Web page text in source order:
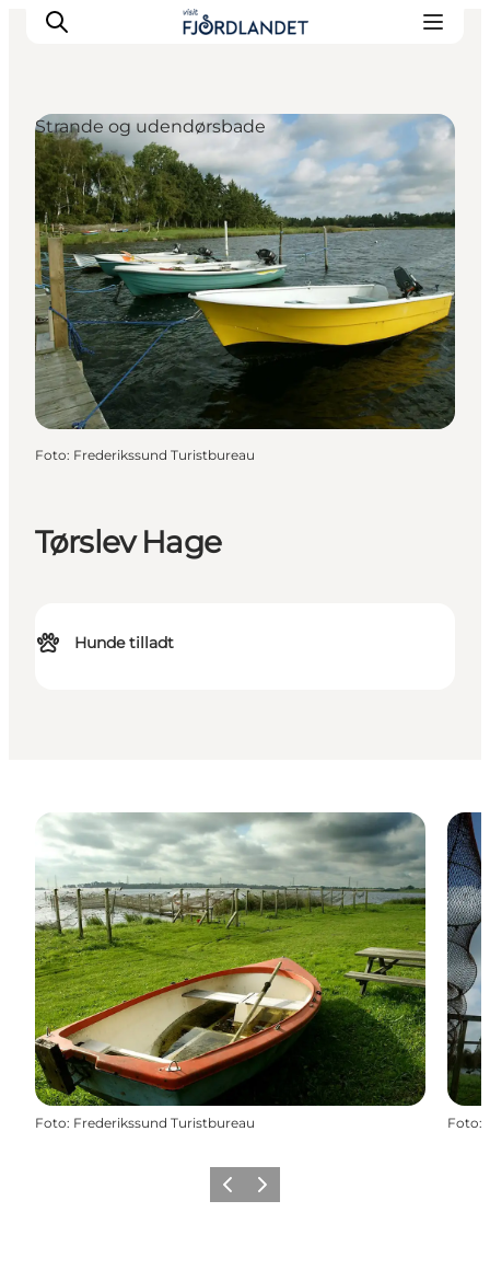
Byer & steder
Det sker
Guides & inspiration
Overnatning
Oplevelser
Tørslev Hage
Hunde tilladt
Strande og udendørsbade
Foto: Frederikssund Turistbureau
Foto: Frederikssund Turistbureau Foto:
Forrige billede
Næste billede